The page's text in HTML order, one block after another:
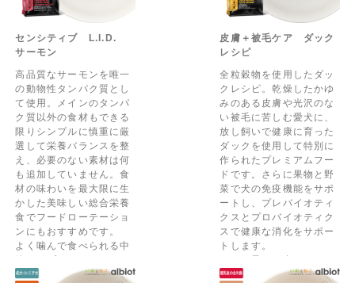
センシティブ L.I.D.
サーモン
高品質なサーモンを唯一
の動物性タンパク質とし
て使用。メインのタンパ
ク質以外の食材もできる
限りシンプルに慎重に厳
選して栄養バランスを整
え、必要のない素材は何
も追加していません。食
材の味わいを最大限に生
かした美味しい総合栄養
食でフードローテーショ
ンにもおすすめです。
よく噛んで食べられる中
皮膚＋被毛ケア ダック
レシピ
全粒穀物を使用したダッ
クレシピ。乾燥したかゆ
みのある皮膚や光沢のな
い被毛に苦しむ愛犬に、
放し飼いで健康に育った
ダックを使用して特別に
作られたプレミアムフー
ドです。さらに果物と野
菜で犬の免疫機能をサポ
ートし、プレバイオティ
クスとプロバイオティク
スで健康な消化をサポー
トします。
中粒タイプです。